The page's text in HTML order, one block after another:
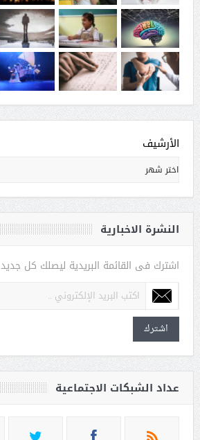
الأرشيف
النشرة الاخبارية
اشترك فى القائمة البريدية ليصلك كل جديد
اشترك
عداد الشبكات الاجتماعية